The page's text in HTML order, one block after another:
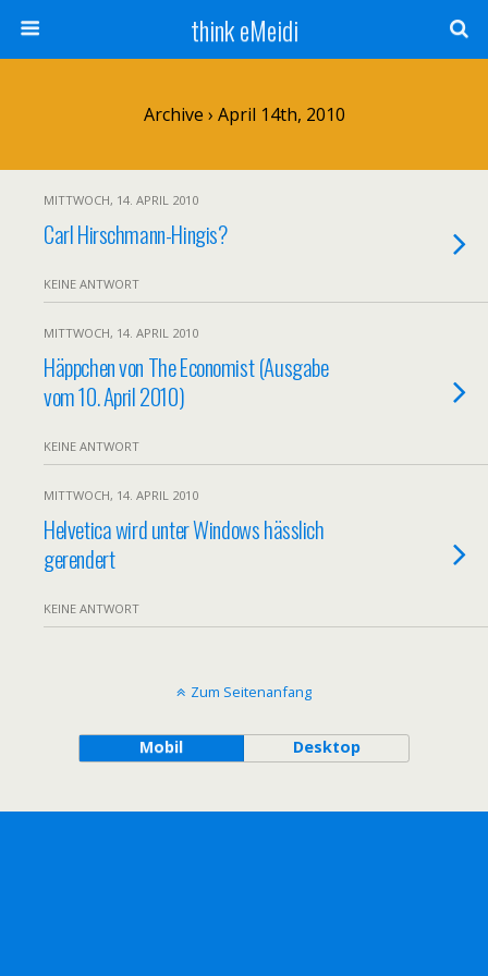
think eMeidi
Archive › April 14th, 2010
MITTWOCH, 14. APRIL 2010
Carl Hirschmann-Hingis?
KEINE ANTWORT
MITTWOCH, 14. APRIL 2010
Häppchen von The Economist (Ausgabe
vom 10. April 2010)
KEINE ANTWORT
MITTWOCH, 14. APRIL 2010
Helvetica wird unter Windows hässlich
gerendert
KEINE ANTWORT
Zum Seitenanfang
Mobil Desktop